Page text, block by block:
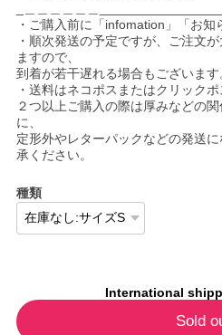
・ご購入前に「infomation」「お知
・順次発送の予定ですが、ご注文
ますので、
到着が若干遅れる場合もございます
・送料はネコポスまたはクリック
２つ以上ご購入の際は厚みなどの
に、
定形外やレターパックなどの発送
承ください。
種類
International
Sold